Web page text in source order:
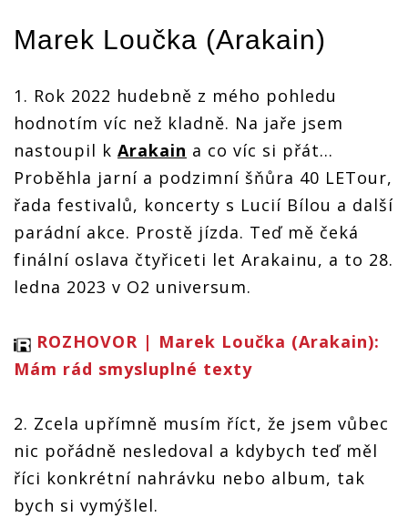
s
Marek Loučka (Arakain)
1. Rok 2022 hudebně z mého pohledu
hodnotím víc než kladně. Na jaře jsem
nastoupil k Arakain a co víc si přát…
Proběhla jarní a podzimní šňůra 40 LETour,
řada festivalů, koncerty s Lucií Bílou a další
parádní akce. Prostě jízda. Teď mě čeká
finální oslava čtyřiceti let Arakainu, a to 28.
ledna 2023 v O2 universum.
ROZHOVOR | Marek Loučka (Arakain):
Mám rád smysluplné texty
2. Zcela upřímně musím říct, že jsem vůbec
nic pořádně nesledoval a kdybych teď měl
říci konkrétní nahrávku nebo album, tak
bych si vymýšlel.